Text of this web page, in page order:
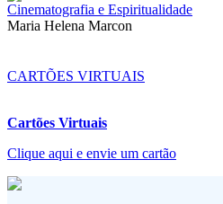
Cinematografia e Espiritualidade
Maria Helena Marcon
CARTÕES VIRTUAIS
Cartões Virtuais
Clique aqui e envie um cartão